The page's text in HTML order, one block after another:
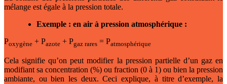
mélange est égale à la pression totale.
Exemple : en air à pression atmosphérique :
Poxygène + Pazote + Pgaz rares = Patmosphérique
Cela signifie qu’on peut modifier la pression partielle d’un gaz en
modifiant sa concentration (%) ou fraction (0 à 1) ou bien la pression
ambiante, ou bien les deux. Ceci explique, à titre d’exemple, la